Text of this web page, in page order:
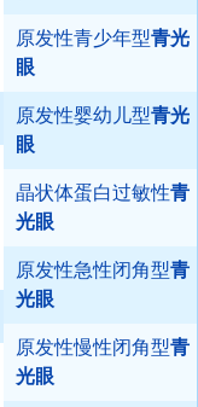
原发性青少年型青光
眼
原发性婴幼儿型青光
眼
晶状体蛋白过敏性青
光眼
原发性急性闭角型青
光眼
原发性慢性闭角型青
光眼